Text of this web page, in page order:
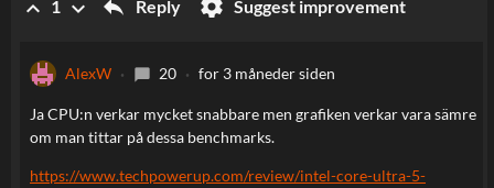
keyboard_arrow_up 1 keyboard_arrow_down reply Reply settings Suggest improvement
AlexW chat_bubble 20 for 3 måneder siden
Ja CPU:n verkar mycket snabbare men grafiken verkar vara sämre
om man tittar på dessa benchmarks.
https://www.techpowerup.com/review/intel-core-ultra-5-